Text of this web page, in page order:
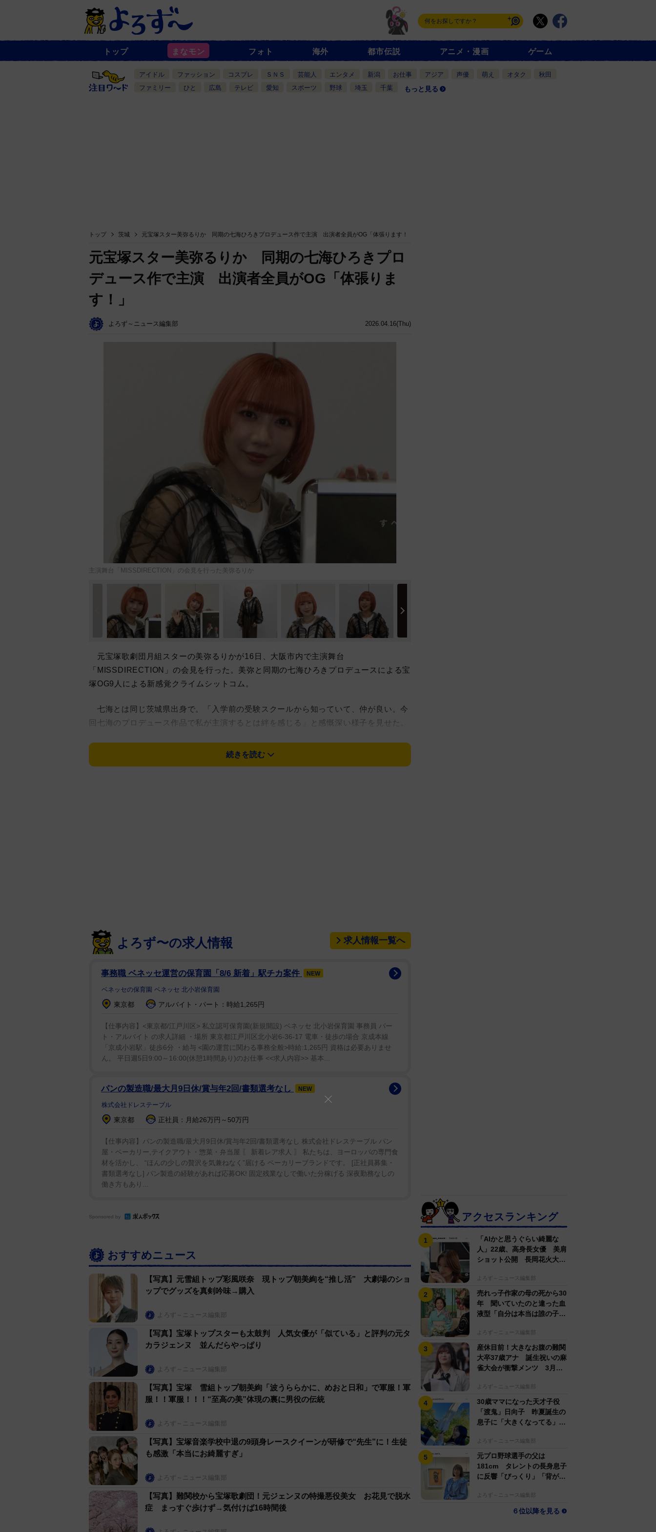
ュ
一
覧
トップ まなモン フォト 海外 都市伝説 アニメ・漫画 ゲーム
アイドル ファッション コスプレ ＳＮＳ 芸能人 エンタメ 新潟 お仕事 アジア 声優 萌え オタク
秋田
ファミリー
ひと 広島 テレビ 愛知 スポーツ 野球 埼玉 千葉 もっと見る
トップ 茨城 元宝塚スター美弥るりか 同期の七海ひろきプロデュース作で主演 出演者全員がOG「体張ります！
2026.04.16(Thu)
元宝塚スター美弥るりか 同期の七海ひろきプロ
デュース作で主演 出演者全員がOG「体張りま
す！」
よろず～ニュース編集部
主演舞台「MISSDIRECTION」の会見を行った美弥るりか
元宝塚歌劇団月組スターの美弥るりかが16日、大阪市内で主演舞台
「MISSDIRECTION」の会見を行った。美弥と同期の七海ひろきプロデュースによる宝
塚OG9人による新感覚クライムシットコム。
七海とは同じ茨城県出身で。「入学前の受験スクールから知っていて、仲が良い。今
回七海のプロデュース作品で私が主演するとは絆を感じる」と感慨深い様子を見せた。
稽古場は「卒業生ばかりなんで、とにかく声がよく通る。すごく懐かしい」と笑う。
今回はシットコムでは体を張った笑いも披露する。「宝塚でもコメディはやってきた
仕掛けが多い。伏線もあるし、劇場のいたるところに仕掛けがある。何度でも足を運ん
でいただければ」とアピールした。
大阪公演は5月28～31日・梅田芸術劇場シアター・ドラマシティ、東京公演は6月17
～21日・シアターH。
続きを読む
よろず〜の求人情報 求人情報一覧へ
事務職 ベネッセ運営の保育園「8/6 新着」駅チカ案件 NEW
ベネッセの保育園 ベネッセ 北小岩保育園
東京都 アルバイト・パート：時給1,265円
【仕事内容】<東京都/江戸川区> 私立認可保育園(新規開設) ベネッセ 北小岩保育園 事務員 パー
ト・アルバイト の求人詳細 ・場所 東京都江戸川区北小岩6-36-17 電車・徒歩の場合 京成本線
「京成小岩駅」徒歩6分 ・給与 <園の運営に関わる事務全般>時給:1,265円 資格は必要ありませ
ん。 平日週5日9:00～16:00(休憩1時間あり)のお仕事 <<求人内容>> 基本...
パンの製造職/最大月9日休/賞与年2回/書類選考なし NEW
株式会社ドレステーブル
東京都 正社員：月給26万円～50万円
【仕事内容】パンの製造職/最大月9日休/賞与年2回/書類選考なし 株式会社ドレステーブル パン
屋・ベーカリー,テイクアウト・惣菜・弁当屋 〖 新着レア求人 〗 私たちは、ヨーロッパの専門食
材を活かし、 “ほんの少しの贅沢を気兼ねなく”届ける ベーカリーブランドです。 [正社員募集・
書類選考なし] パン製造の経験があれば応募OK! 固定残業なしで働いた分稼げる 深夜勤務なしの
働き方もあり...
Sponsored by
おすすめニュース
【写真】元雪組トップ彩風咲奈 現トップ朝美絢を“推し活” 大劇場のショ
ップでグッズを真剣吟味→購入
よろず～ニュース編集部
【写真】宝塚トップスターも太鼓判 人気女優が「似ている」と評判の元タ
カラジェンヌ 並んだらやっぱり
よろず～ニュース編集部
【写真】宝塚 雪組トップ朝美絢「波うららかに、めおと日和」で軍服！軍
服！！軍服！！！“至高の美”体現の裏に男役の伝統
よろず～ニュース編集部
【写真】宝塚音楽学校中退の9頭身レースクイーンが研修で“先生”に！生徒
も感激「本当にお綺麗すぎ」
よろず～ニュース編集部
【写真】難関校から宝塚歌劇団！元ジェンヌの特撮悪役美女 お花見で脱水
症 まっすぐ歩けず→気付けば16時間後
アクセスランキング
「AIかと思うぐらい綺麗な
人」22歳、高身長女優 美肩
ショット公開 長岡花火大会
よろず～ニュース編集部
売れっ子作家の母の死から30
年 聞いていたのと違った血
液型「自分は本当は誰の子
よろず～ニュース編集部
産休目前！大きなお腹の難関
大卒37歳アナ 誕生祝いの麻
雀大会が衝撃メンツ 3月に
よろず～ニュース編集部
30歳ママになった天才子役
「渡鬼」日向子 昨夏誕生の
息子に「大きくなってる」愛
よろず～ニュース編集部
元プロ野球選手の父は
181cm タレントの長身息子
に反響「びっくり」「背が高
よろず～ニュース編集部
６位以降を見る